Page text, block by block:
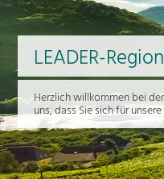
LEADER-
Herzlich willkommen bei
uns, dass Sie sich für